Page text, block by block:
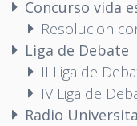
Concurso vida
Resolucion
Liga de Debate
II Liga de
IV Liga de
Radio